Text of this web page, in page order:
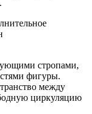
стропами,
фигуры.
между
циркуляцию